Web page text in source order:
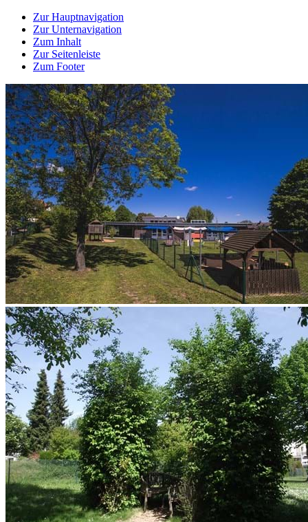
Zur Hauptnavigation
Zur Unternavigation
Zum Inhalt
Zur Seitenleiste
Zum Footer